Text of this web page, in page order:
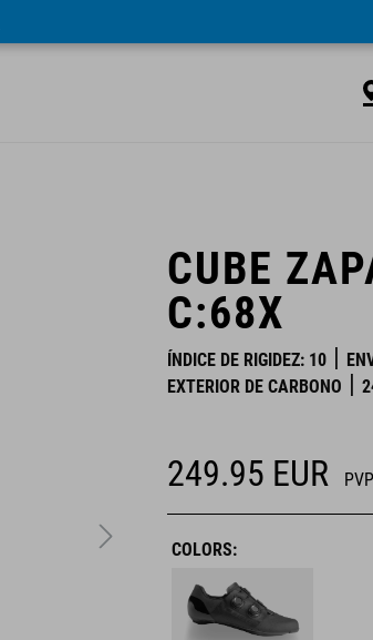
CUBE
C:68X
ÍNDICE DE RIGIDEZ: 10
EXTERIOR DE CARBONO
249.95 EUR
COLORS: